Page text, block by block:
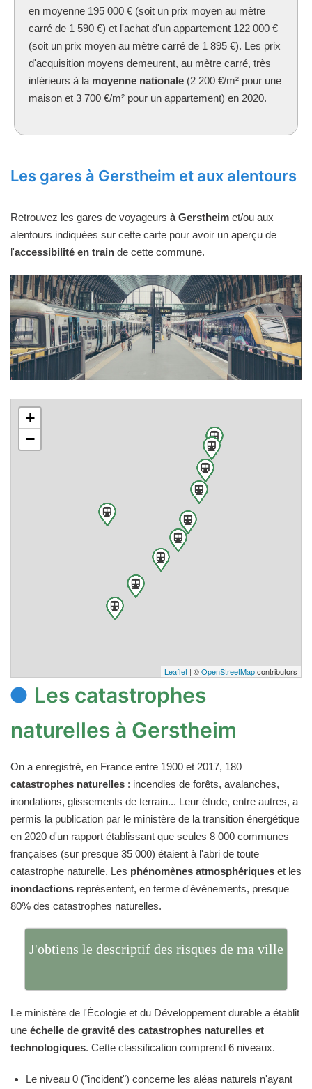
en moyenne 195 000 € (soit un prix moyen au mètre
carré de 1 590 €) et l'achat d'un appartement 122 000 €
(soit un prix moyen au mètre carré de 1 895 €). Les prix
d'acquisition moyens demeurent, au mètre carré, très
inférieurs à la moyenne nationale (2 200 €/m² pour une
maison et 3 700 €/m² pour un appartement) en 2020.
Les gares à Gerstheim et aux alentours
Retrouvez les gares de voyageurs à Gerstheim et/ou aux
alentours indiquées sur cette carte pour avoir un aperçu de
l'accessibilité en train de cette commune.
+
−
Leaflet | ©OpenStreetMapcontributors
Les catastrophes
naturelles à Gerstheim
On a enregistré, en France entre 1900 et 2017, 180
catastrophes naturelles : incendies de forêts, avalanches,
inondations, glissements de terrain... Leur étude, entre autres, a
permis la publication par le ministère de la transition énergétique
en 2020 d'un rapport établissant que seules 8 000 communes
françaises (sur presque 35 000) étaient à l'abri de toute
catastrophe naturelle. Les phénomènes atmosphériques et les
inondactions représentent, en terme d'événements, presque
80% des catastrophes naturelles.
J'obtiens le descriptif des risques de ma ville
Le ministère de l'Écologie et du Développement durable a établit
une échelle de gravité des catastrophes naturelles et
technologiques. Cette classification comprend 6 niveaux.
Le niveau 0 ("incident") concerne les aléas naturels n'ayant